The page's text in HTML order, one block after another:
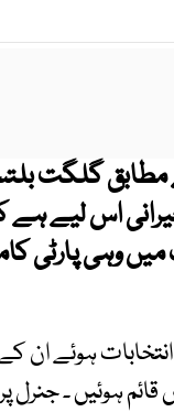
گلگت
اس لیے
میں وہی
ہوئے ان
قائم ہوئیں ۔